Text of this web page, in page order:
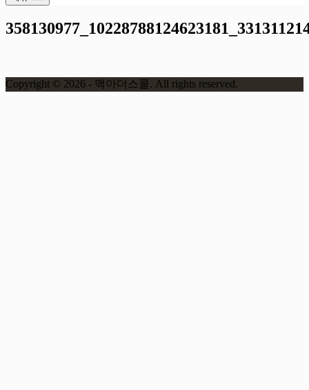
Copyright © 2026 - 맥아더스쿨. All rights reserved.